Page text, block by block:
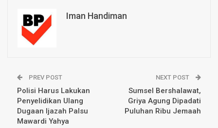
Iman Handiman
PREV POST
Polisi Harus Lakukan
Penyelidikan Ulang
Dugaan Ijazah Palsu
Mawardi Yahya
NEXT POST
Sumsel Bershalawat,
Griya Agung Dipadati
Puluhan Ribu Jemaah